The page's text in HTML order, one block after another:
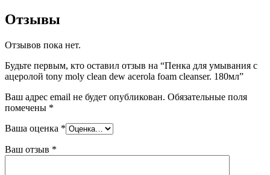
Отзывы
Отзывов пока нет.
Будьте первым, кто оставил отзыв на “Пенка для умывания с
ацеролой tony moly clean dew acerola foam cleanser. 180мл”
Ваш адрес email не будет опубликован. Обязательные поля
помечены *
Ваша оценка *
Ваш отзыв *